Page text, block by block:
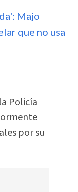
Majo
que no usa
Policía
por su